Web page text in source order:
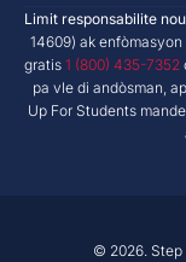
New Worlds
Vin Defansè
donatè yo avize fon
Deklarasyon dwa
Lekòl Prive
Founisè Sèvis
Pwodwi Resous
NextSteps Blog
inspireED Blog
Rezo Alumni
A pwopo de nou
Rapò anyèl
Gouvènans
Limit responsabilite
14609) ak
gratis 1 (800) 435-7352
pa vle di andòsman,
Up For Students
© 2026. Step